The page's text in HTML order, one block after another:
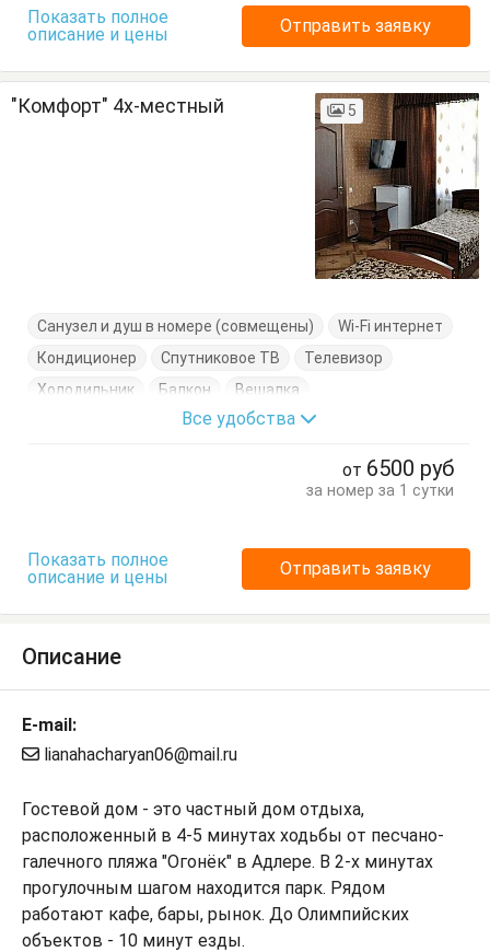
Показать полное
описание и цены
Отправить заявку
"Комфорт" 4х-местный 5
Санузел и душ в номере (совмещены)
Wi-Fi интернет
Кондиционер
Спутниковое ТВ
Телевизор
Холодильник
Балкон
Вешалка
Журнальный столик
Кресло-кровать
Шкаф
Все удобства
от 6500 руб
за номер за 1 сутки
Показать полное
описание и цены
Отправить заявку
Описание
E-mail:
lianahacharyan06@mail.ru
Гостевой дом - это частный дом отдыха,
расположенный в 4-5 минутах ходьбы от песчано-
галечного пляжа "Огонёк" в Адлере. В 2-х минутах
прогулочным шагом находится парк. Рядом
работают кафе, бары, рынок. До Олимпийских
объектов - 10 минут езды.